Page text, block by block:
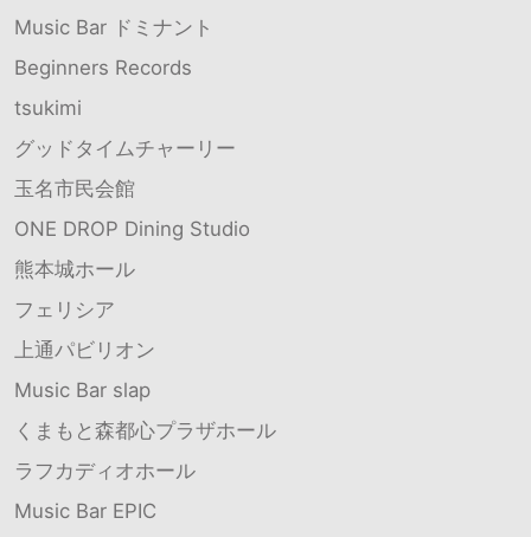
Music Bar ドミナント
Beginners Records
tsukimi
グッドタイムチャーリー
玉名市民会館
ONE DROP Dining Studio
熊本城ホール
フェリシア
上通パビリオン
Music Bar slap
くまもと森都心プラザホール
ラフカディオホール
Music Bar EPIC